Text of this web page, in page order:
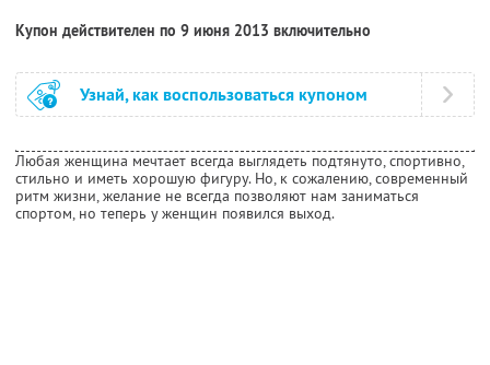
Купон действителен по 9 июня 2013 включительно
Узнай, как воспользоваться купоном
Любая женщина мечтает всегда выглядеть подтянуто, спортивно,
стильно и иметь хорошую фигуру. Но, к сожалению, современный
ритм жизни, желание не всегда позволяют нам заниматься
спортом, но теперь у женщин появился выход.